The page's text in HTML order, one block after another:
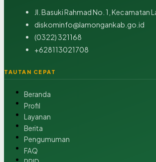
Jl. Basuki Rahmad No. 1,
diskominfo@lamongankab.go.id
(0322) 321168
+628113021708
TAUTAN CEPAT
Beranda
Profil
Layanan
Berita
Pengumuman
FAQ